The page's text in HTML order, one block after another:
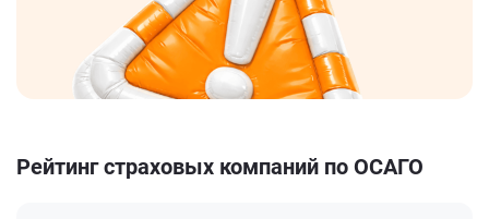
Рейтинг страховых компаний по ОСАГО